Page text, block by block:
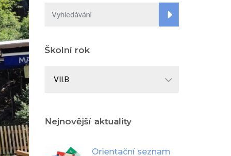
Školní rok
Nejnovější aktuality
Orientační seznam